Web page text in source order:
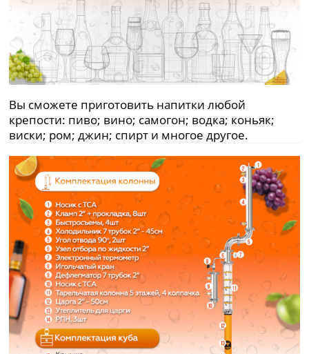
Вы сможете приготовить напитки любой
крепости: пиво; вино; самогон; водка; коньяк;
виски; ром; джин; спирт и многое другое.